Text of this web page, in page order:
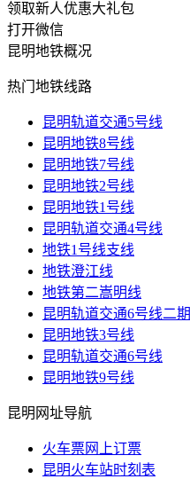
领取新人优惠大礼包
打开微信
昆明地铁概况
热门地铁线路
昆明轨道交通5号线
昆明地铁8号线
昆明地铁7号线
昆明地铁2号线
昆明地铁1号线
昆明轨道交通4号线
地铁1号线支线
地铁澄江线
地铁第二嵩明线
昆明轨道交通6号线二期
昆明地铁3号线
昆明轨道交通6号线
昆明地铁9号线
昆明网址导航
火车票网上订票
昆明火车站时刻表